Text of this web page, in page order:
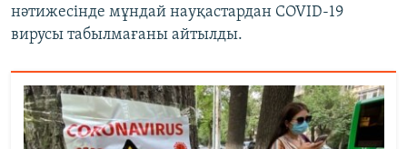
нәтижесінде мұндай науқастардан COVID-19
вирусы табылмағаны айтылды.